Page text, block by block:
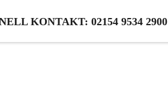
KONTAKT: 02154 9534 2900